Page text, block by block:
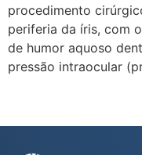
procedimento
periferia da íris, com
de humor aquoso
pressão intraocular